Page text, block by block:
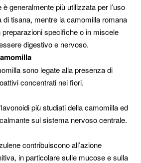
generalmente più utilizzata per l’uso
di tisana, mentre la camomilla romana
specifiche o in miscele
digestivo e nervoso.
sono legate alla presenza di
concentrati nei fiori.
più studiati della camomilla ed
sul sistema nervoso centrale.
contribuiscono all’azione
in particolare sulle mucose e sulla